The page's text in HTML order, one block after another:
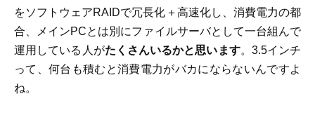
2
S
で
リ
ン
をソフトウェアRAIDで冗長化＋高速化し、消費電力の都
合、メインPCとは別にファイルサーバとして一台組んで
運用している人がたくさんいるかと思います。3.5インチ
って、何台も積むと消費電力がバカにならないんですよ
ね。